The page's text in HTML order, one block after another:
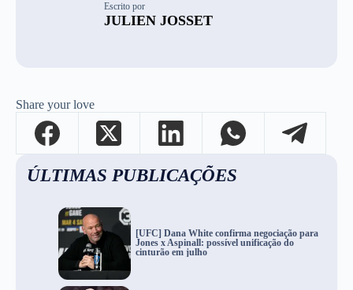
Escrito por
JULIEN JOSSET
Share your love
ÚLTIMAS PUBLICAÇÕES
[UFC] Dana White confirma negociação para
Jones x Aspinall: possível unificação do
cinturão em julho